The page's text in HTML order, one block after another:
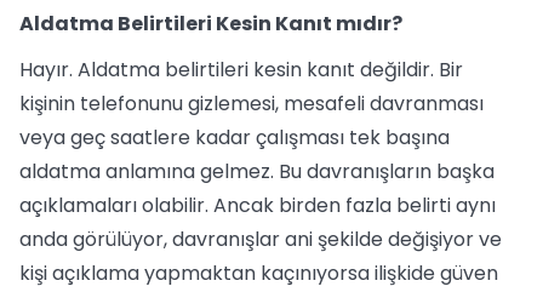
Aldatma Belirtileri Kesin Kanıt mıdır?
Hayır. Aldatma belirtileri kesin kanıt değildir. Bir
kişinin telefonunu gizlemesi, mesafeli davranması
veya geç saatlere kadar çalışması tek başına
aldatma anlamına gelmez. Bu davranışların başka
açıklamaları olabilir. Ancak birden fazla belirti aynı
anda görülüyor, davranışlar ani şekilde değişiyor ve
kişi açıklama yapmaktan kaçınıyorsa ilişkide güven